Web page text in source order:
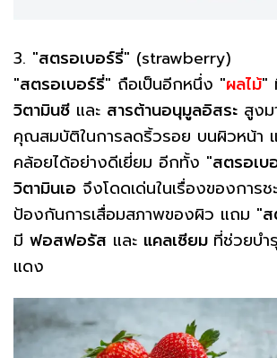
3. "สตรอเบอร์รี่" (strawberry)
"สตรอเบอร์รี่" ถือเป็นอีกหนึ่ง "ผลไม้"
วิตามินซี และ สารต้านอนุมูลอิสระ สูง
คุณสมบัติในการลดริ้วรอย บนผิวหน้า
คล้อยได้อย่างดีเยี่ยม อีกทั้ง "สตรอเบ
วิตามินเอ จึงโดดเด่นในเรื่องของการช
ป้องกันการเสื่อมสภาพของผิว แถม "
มี ฟอสฟอรัส และ แคลเซียม ที่ช่วยบำ
แดง